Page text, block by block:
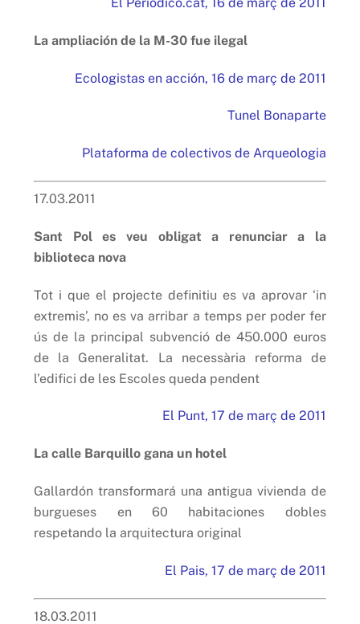
La ampliación de la M-30 fue ilegal
Ecologistas en acción, 16 de març de 2011
Tunel Bonaparte
Plataforma de colectivos de Arqueologia
17.03.2011
Sant Pol es veu obligat a renunciar a la
biblioteca nova
Tot i que el projecte definitiu es va aprovar ‘in
extremis’, no es va arribar a temps per poder fer
ús de la principal subvenció de 450.000 euros
de la Generalitat. La necessària reforma de
l’edifici de les Escoles queda pendent
El Punt, 17 de març de 2011
La calle Barquillo gana un hotel
Gallardón transformará una antigua vivienda de
burgueses en 60 habitaciones dobles
respetando la arquitectura original
El Pais, 17 de març de 2011
18.03.2011